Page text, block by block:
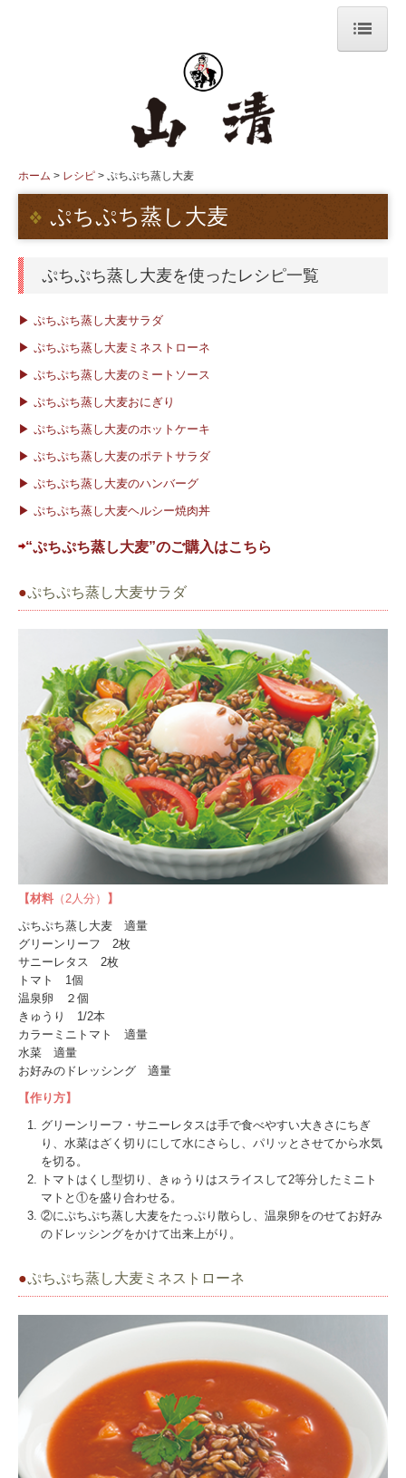
お知らせ
ショッピング
お問い合わせ
商品案内
特別栽培こだわり商品
その他こだわり商品
甘
辛
レシピ
知って得する、栄養の豆知識
古民家cafe
ホーム レシピ ぷちぷち蒸し大麦
ぷちぷち蒸し大麦
ぷちぷち蒸し大麦を使ったレシピ一覧
▶ ぷちぷち蒸し大麦サラダ
▶ ぷちぷち蒸し大麦ミネストローネ
▶ ぷちぷち蒸し大麦のミートソース
▶ ぷちぷち蒸し大麦おにぎり
▶ ぷちぷち蒸し大麦のホットケーキ
▶ ぷちぷち蒸し大麦のポテトサラダ
▶ ぷちぷち蒸し大麦のハンバーグ
▶ ぷちぷち蒸し大麦ヘルシー焼肉丼
⇨“ぷちぷち蒸し大麦”のご購入はこちら
●ぷちぷち蒸し大麦サラダ
【材料 （2人分）
】
ぷちぷち蒸し大麦 適量
グリーンリーフ 2枚
サニーレタス 2枚
トマト 1個
温泉卵 ２個
きゅうり 1/2本
カラーミニトマト 適量
水菜 適量
お好みのドレッシング 適量
【作り方】
グリーンリーフ・サニーレタスは手で食べやすい大きさにちぎ
り、水菜はざく切りにして水にさらし、パリッとさせてから水気
を切る。
トマトはくし型切り、きゅうりはスライスして2等分したミニト
マトと①を盛り合わせる。
②にぷちぷち蒸し大麦をたっぷり散らし、温泉卵をのせてお好み
のドレッシングをかけて出来上がり。
●ぷちぷち蒸し大麦ミネストローネ